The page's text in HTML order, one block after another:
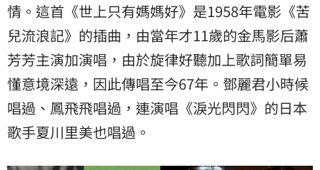
情。這首《世上只有媽媽好》是1958年電影《苦
兒流浪記》的插曲，由當年才11歲的金馬影后蕭
芳芳主演加演唱，由於旋律好聽加上歌詞簡單易
懂意境深遠，因此傳唱至今67年。鄧麗君小時候
唱過、鳳飛飛唱過，連演唱《淚光閃閃》的日本
歌手夏川里美也唱過。